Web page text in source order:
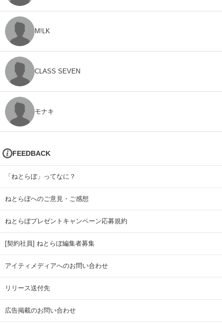
M!LK
CLASS SEVEN
モナキ
FEEDBACK
「ねとらぼ」ってなに？
ねとらぼへのご意見・ご感想
ねとらぼプレゼントキャンペーン応募規約
[契約社員] ねとらぼ編集者募集
アイティメディアへのお問い合わせ
リリース送付先
広告掲載のお問い合わせ